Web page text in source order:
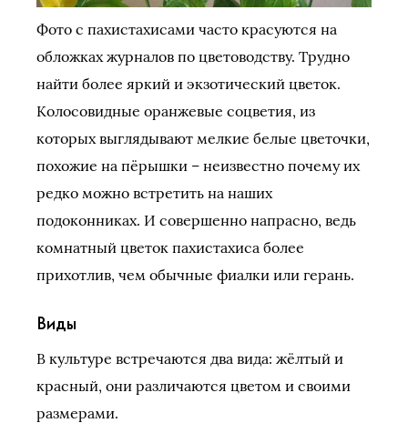
Фото с пахистахисами часто красуются на
обложках журналов по цветоводству. Трудно
найти более яркий и экзотический цветок.
Колосовидные оранжевые соцветия, из
которых выглядывают мелкие белые цветочки,
похожие на пёрышки – неизвестно почему их
редко можно встретить на наших
подоконниках. И совершенно напрасно, ведь
комнатный цветок пахистахиса более
прихотлив, чем обычные фиалки или герань.
Виды
В культуре встречаются два вида: жёлтый и
красный, они различаются цветом и своими
размерами.